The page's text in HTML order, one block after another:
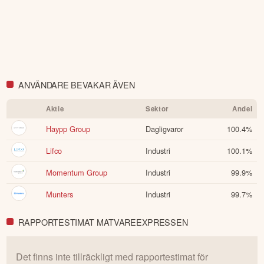
ANVÄNDARE BEVAKAR ÄVEN
Aktie Sektor Andel
Haypp Group Dagligvaror 100.4%
Lifco
Industri 100.1%
Momentum Group
Industri 99.9%
Munters
Industri 99.7%
RAPPORTESTIMAT MATVAREEXPRESSEN
Det finns inte tillräckligt med rapportestimat för